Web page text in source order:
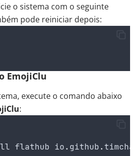
o sistema com o seguinte
pode reiniciar depois:
EmojiClu
execute o comando abaixo
:
flathub io. github.